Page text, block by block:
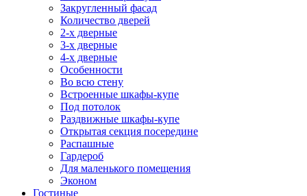
Закругленный фасад
Количество дверей
2-х дверные
3-х дверные
4-х дверные
Особенности
Во всю стену
Встроенные шкафы-купе
Под потолок
Раздвижные шкафы-купе
Открытая секция посередине
Распашные
Гардероб
Для маленького помещения
Эконом
Гостиные